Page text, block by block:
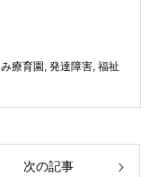
療育園 , 発達障害, 福祉
次の記事